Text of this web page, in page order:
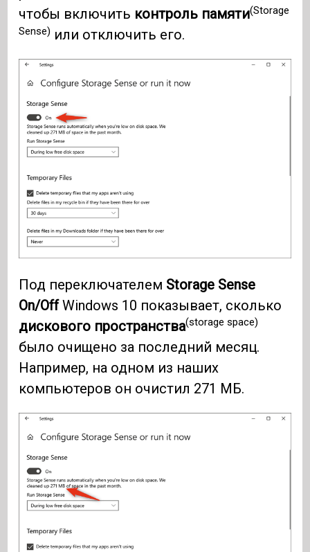
чтобы включить контроль памяти(Storage
Sense) или отключить его.
Под переключателем Storage Sense
On/OffWindows 10 показывает, сколько
дискового пространства(storage space)
было очищено за последний месяц.
Например, на одном из наших
компьютеров он очистил 271 МБ.